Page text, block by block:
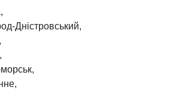
Дністровський,